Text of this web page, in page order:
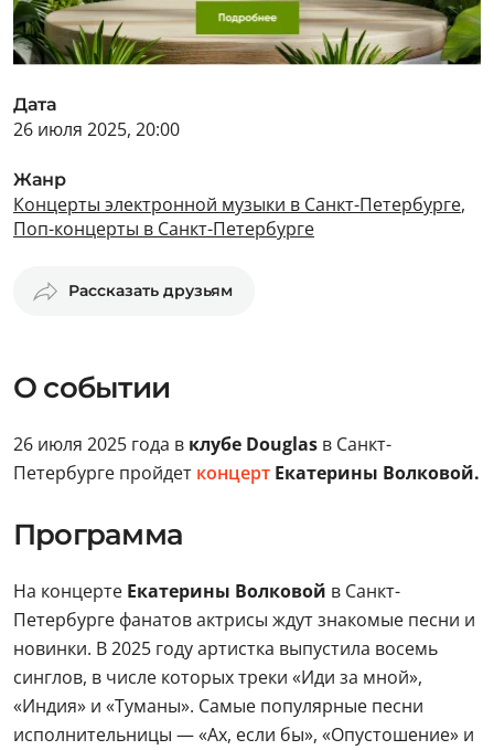
Дата
26 июля 2025, 20:00
Жанр
Концерты электронной музыки в Санкт-Петербурге,
Поп-концерты в Санкт-Петербурге
Рассказать друзьям
О событии
26 июля 2025 года в клубе Douglas в Санкт-
Петербурге пройдет концерт Екатерины Волковой.
Программа
На концерте Екатерины Волковой в Санкт-
Петербурге фанатов актрисы ждут знакомые песни и
новинки. В 2025 году артистка выпустила восемь
синглов, в числе которых треки «Иди за мной»,
«Индия» и «Туманы». Самые популярные песни
исполнительницы — «Ах, если бы», «Опустошение» и